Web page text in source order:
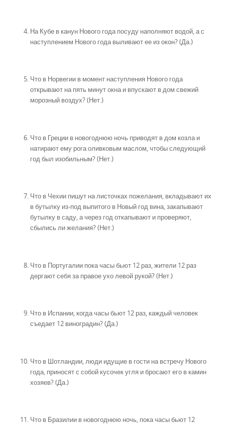
На Кубе в канун Нового года посуду наполняют водой, а с
наступлением Нового года выливают ее из окон? (Да.)
Что в Норвегии в момент наступления Нового года
открывают на пять минут окна и впускают в дом свежий
морозный воздух? (Нет.)
Что в Греции в новогоднюю ночь приводят в дом козла и
натирают ему рога оливковым маслом, чтобы следующий
год был изобильным? (Нет.)
Что в Чехии пишут на листочках пожелания, вкладывают их
в бутылку из-под выпитого в Новый год вина, закапывают
бутылку в саду, а через год откапывают и проверяют,
сбылись ли желания? (Нет.)
Что в Португалии пока часы бьют 12 раз, жители 12 раз
дергают себя за правое ухо левой рукой? (Нет.)
Что в Испании, когда часы бьют 12 раз, каждый человек
съедает 12 виноградин? (Да.)
Что в Шотландии, люди идущие в гости на встречу Нового
года, приносят с собой кусочек угля и бросают его в камин
хозяев? (Да.)
Что в Бразилии в новогоднюю ночь, пока часы бьют 12